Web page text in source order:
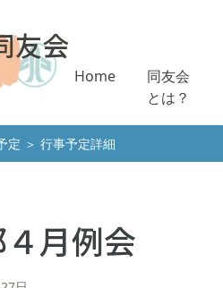
友会
Home
同友会
とは？
定 ＞ 行事予定詳細
月例会